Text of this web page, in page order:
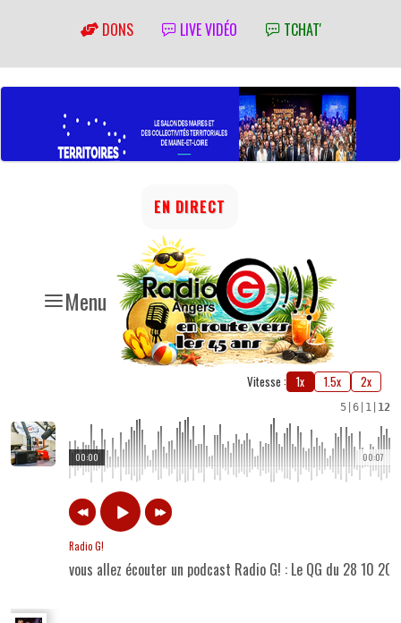
DONS LIVE VIDÉO TCHAT'
Menu
EN DIRECT
Vitesse : 1x 1.5x 2x
5 6 1 12
00:07
00:00
Radio G!
vous allez écouter un podcast Radio G! : Le QG du 28 10